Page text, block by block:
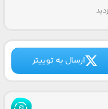
ارسال به توییتر